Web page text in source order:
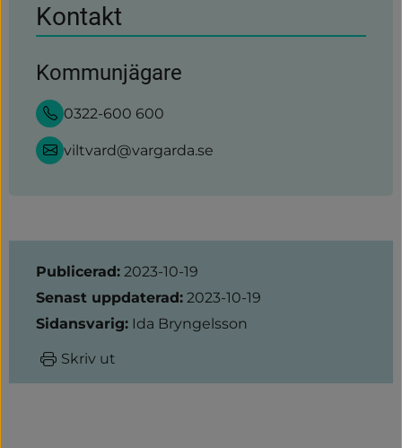
Kontakt
Kommunjägare
0322-600 600
viltvard@vargarda.se
Sidinformation
Publicerad: 2023-10-19
Senast uppdaterad: 2023-10-19
Sidansvarig: Ida Bryngelsson
Skriv ut